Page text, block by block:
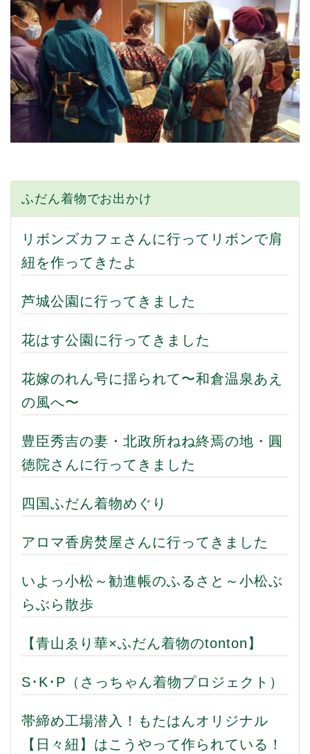
ふだん着物でお出かけ
リボンズカフェさんに行ってリボンで肩
紐を作ってきたよ
芦城公園に行ってきました
花はす公園に行ってきました
花嫁のれん号に揺られて〜和倉温泉あえ
の風へ〜
豊臣秀吉の妻・北政所ねね終焉の地・圓
徳院さんに行ってきました
四国ふだん着物めぐり
アロマ香房焚屋さんに行ってきました
いよっ小松～勧進帳のふるさと～小松ぶ
らぶら散歩
【青山ゑり華×ふだん着物のtonton】
S･K･P（さっちゃん着物プロジェクト）
帯締め工場潜入！もたはんオリジナル
【日々紐】はこうやって作られている！